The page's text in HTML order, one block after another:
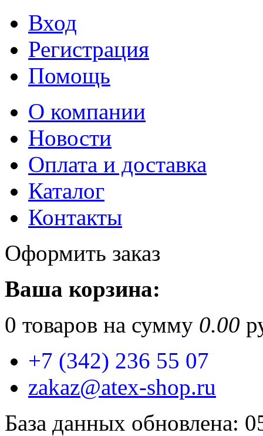
Вход
Регистрация
Помощь
О компании
Новости
Оплата и доставка
Каталог
Контакты
Оформить заказ
Ваша корзина:
0 товаров на сумму 0.00
+7 (342) 236 55 07
zakaz@atex-shop.ru
База данных обновлена: